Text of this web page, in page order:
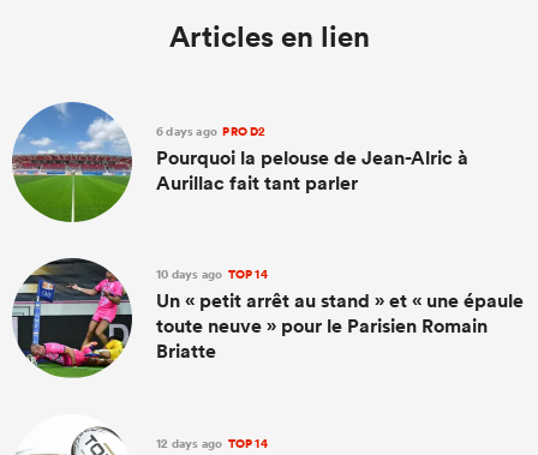
Articles en lien
6 days ago PRO D2
Pourquoi la pelouse de Jean-Alric à
Aurillac fait tant parler
10 days ago TOP 14
Un « petit arrêt au stand » et « une épaule
toute neuve » pour le Parisien Romain
Briatte
12 days ago TOP 14